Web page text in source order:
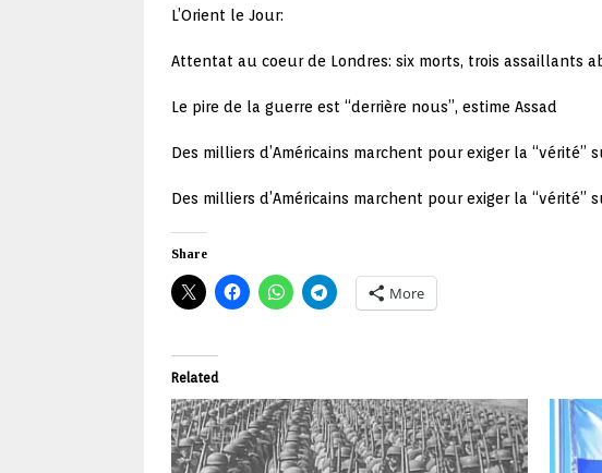
L’Orient le Jour:
Attentat au coeur de Londres: six morts, trois assaillants
Le pire de la guerre est “derrière nous”, estime Assad
Des milliers d’Américains marchent pour exiger la “vérité”
Des milliers d’Américains marchent pour exiger la “vérité”
Share
More
Related